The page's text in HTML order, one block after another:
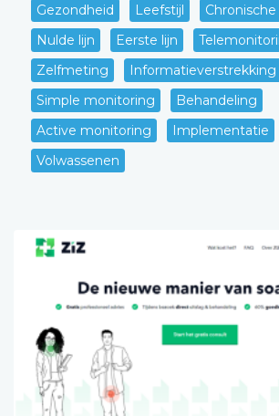
Gezondheid
Leefstijl
Nulde lijn
Eerste lijn
Zelfmeting
Informatieverstrekking
Simple monitoring
Behandeling
Active monitoring
Implementatie
Volwassenen